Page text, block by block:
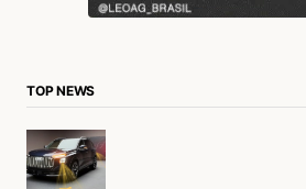
TOP NEWS